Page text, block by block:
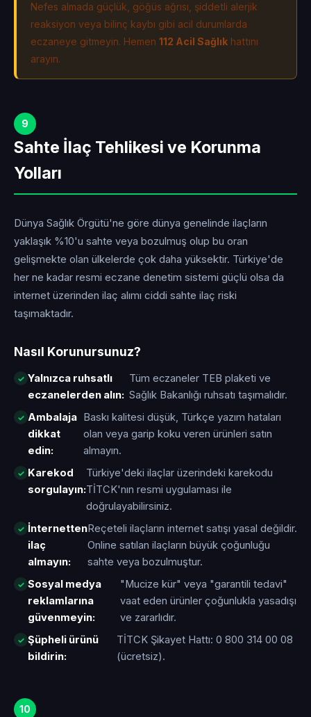
Nefes almada güçlük, göğüs ağrısı, şiddetli alerjik
reaksiyon veya bilinç kaybı gibi acil durumlarda
eczaneye gitmeyin. Hemen 112 Acil Sağlık hattını
arayın.
9
Sahte İlaç Tehlikesi ve Korunma
Yolları
Dünya Sağlık Örgütü'ne göre dünya genelinde ilaçların
yaklaşık %10'u sahte veya bozulmuş olup bu oran
gelişmekte olan ülkelerde çok daha yüksektir. Türkiye'de
her ne kadar resmi eczane denetim sistemi güçlü olsa da
internet üzerinden ilaç alımı ciddi sahte ilaç riski
taşımaktadır.
Nasıl Korunursunuz?
Yalnızca ruhsatlı
eczanelerden alın:
Tüm eczaneler TEB plaketi ve
Sağlık Bakanlığı ruhsatı taşımalıdır.
Ambalaja
dikkat
edin:
Baskı kalitesi düşük, Türkçe yazım hataları
olan veya garip koku veren ürünleri satın
almayın.
Karekod
sorgulayın:
Türkiye'deki ilaçlar üzerindeki karekodu
TİTCK'nın resmi uygulaması ile
doğrulayabilirsiniz.
İnternetten
ilaç
almayın:
Reçeteli ilaçların internet satışı yasal değildir.
Online satılan ilaçların büyük çoğunluğu
sahte veya bozulmuştur.
Sosyal medya
reklamlarına
güvenmeyin:
"Mucize kür" veya "garantili tedavi"
vaat eden ürünler çoğunlukla yasadışı
ve zararlıdır.
Şüpheli ürünü
bildirin:
TİTCK Şikayet Hattı: 0 800 314 00 08
(ücretsiz).
10